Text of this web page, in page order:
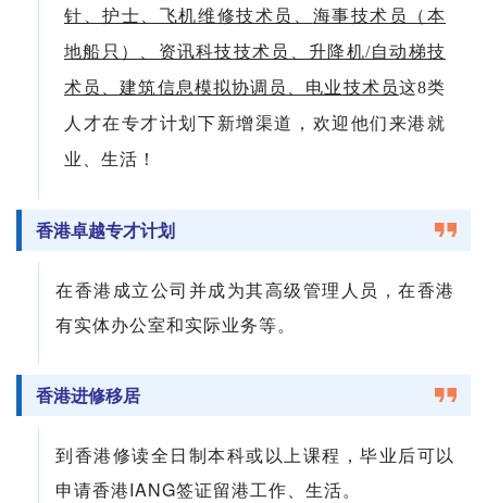
针、护士、飞机维修技术员、 海事技术员（本
地船只）、资讯科技技术员、升降机/自动梯技
术员、建筑信息模拟协调员、电业技术员这8类
人才在专才计划下新增渠道，欢迎他们来港就
业、生活！
香港卓越专才计划
在香港成立公司并成为其高级管理人员，在香港
有实体办公室和实际业务等。
香港进修移居
到香港修读全日制本科或以上课程，毕业后可以
申请香港IANG签证留港工作、生活。